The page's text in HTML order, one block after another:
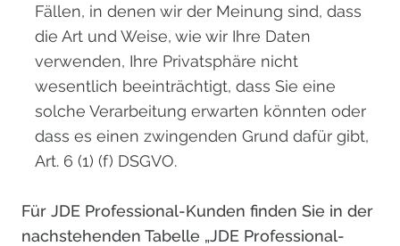
Fällen, in denen wir der Meinung sind, dass
die Art und Weise, wie wir Ihre Daten
verwenden, Ihre Privatsphäre nicht
wesentlich beeinträchtigt, dass Sie eine
solche Verarbeitung erwarten könnten oder
dass es einen zwingenden Grund dafür gibt,
Art. 6 (1) (f) DSGVO.
Für JDE Professional-Kunden finden Sie in der
nachstehenden Tabelle „JDE Professional-